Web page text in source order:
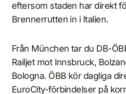
eftersom staden har direkt
Brennerrutten in i Italien.
Från München tar du DB-
Railjet mot Innsbruck,
Bologna. ÖBB kör dagliga
EuroCity-förbindelser på